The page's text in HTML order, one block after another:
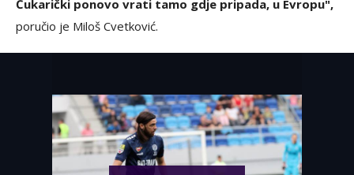
Čukarički ponovo vrati tamo gdje pripada, u Evropu",
poručio je Miloš Cvetković.